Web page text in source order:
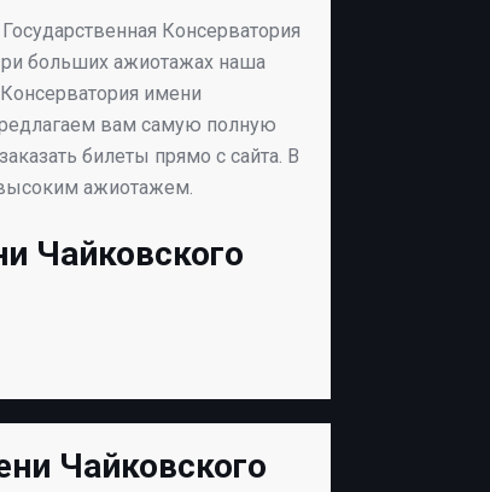
Консерватория
больших ажиотажах наша
имени
вам самую полную
билеты прямо с сайта. В
ажиотажем.
Чайковского
Чайковского